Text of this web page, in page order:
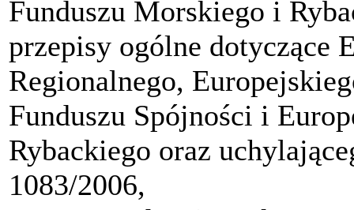
Funduszu Morskiego i
przepisy ogólne dotyczące
Regionalnego,
Funduszu Spójności i
Rybackiego oraz
1083/2006,